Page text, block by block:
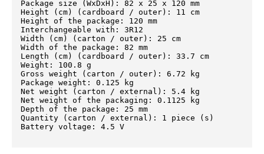
Package size (WxDxH): 82 x 25 x 120 mm
Height (cm) (cardboard / outer): 11 cm
Height of the package: 120 mm
Interchangeable with: 3R12
Width (cm) (carton / outer): 25 cm
Width of the package: 82 mm
Length (cm) (cardboard / outer): 33.7 cm
Weight: 100.8 g
Gross weight (carton / outer): 6.72 kg
Package weight: 0.125 kg
Net weight (carton / external): 5.4 kg
Net weight of the packaging: 0.1125 kg
Depth of the package: 25 mm
Quantity (carton / external): 1 piece (s)
Battery voltage: 4.5 V